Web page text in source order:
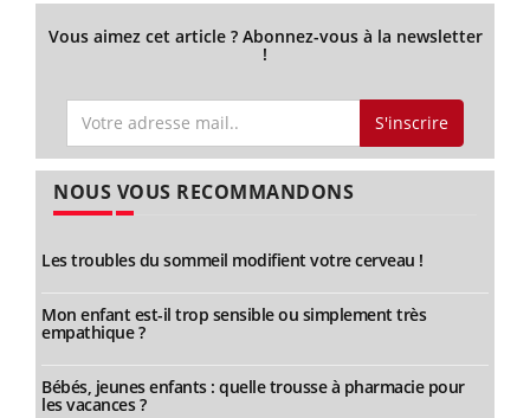
Vous aimez cet article ? Abonnez-vous à la newsletter
!
S'inscrire
NOUS VOUS RECOMMANDONS
Les troubles du sommeil modifient votre cerveau !
Mon enfant est-il trop sensible ou simplement très
empathique ?
Bébés, jeunes enfants : quelle trousse à pharmacie pour
les vacances ?